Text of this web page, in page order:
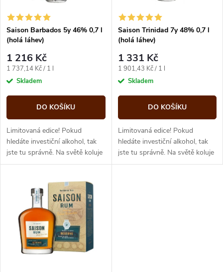
í
p
r
o
d
u
k
s
p
r
o
d
u
Saison Barbados 5y 46% 0,7 l
(holá láhev)
1 216 Kč
Měrná
cena:
1 737,14 Kč / 1 l
Skladem
DO KOŠÍKU
Limitovaná edice! Pokud
hledáte investiční alkohol, tak
jste tu správně. Na světě koluje
pouhých 1476 láhví tohoto
Saison Trinidad 7y 48% 0,7 l
(holá láhev)
1 331 Kč
Měrná
cena:
1 901,43 Kč / 1 l
Skladem
DO KOŠÍKU
Limitovaná edice! Pokud
hledáte investiční alkohol, tak
jste tu správně. Na světě koluje
pouhých 1476 láhví tohoto